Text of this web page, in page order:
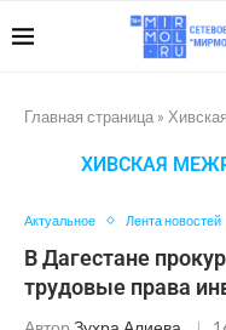
Главная страница »
ХИВСКАЯ
Актуальное Лента новостей
В Дагестане
трудовые права